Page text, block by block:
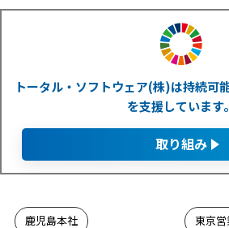
トータル・ソフトウェア(株)は持続可
を支援しています。
取り組み
鹿児島本社 東京